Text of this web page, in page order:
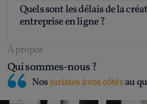
Quels sont les délais de la création d'une
entreprise en ligne ?
À propos
Qui sommes-nous ?
Nosjuristes à vos côtésau